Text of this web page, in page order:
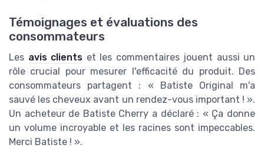
Témoignages et évaluations des
consommateurs
Les avis clients et les commentaires jouent aussi un
rôle crucial pour mesurer l'efficacité du produit. Des
consommateurs partagent : « Batiste Original m'a
sauvé les cheveux avant un rendez-vous important ! ».
Un acheteur de Batiste Cherry a déclaré : « Ça donne
un volume incroyable et les racines sont impeccables.
Merci Batiste ! ».